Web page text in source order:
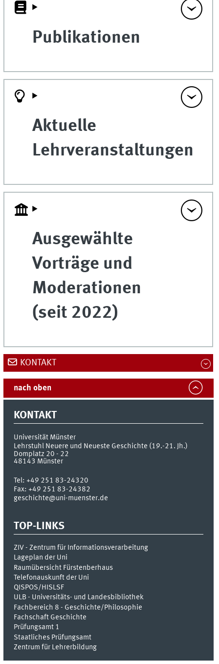
Publikationen
Aktuelle
Lehrveranstaltungen
Ausgewählte
Vorträge und
Moderationen
(seit 2022)
KONTAKT
nach oben
KONTAKT
Universität Münster
Lehrstuhl Neuere und Neueste Geschichte (19.-21. Jh.)
Domplatz 20 - 22
48143 Münster
Tel:+49 251 83-24320
Fax:+49 251 83-24382
geschichte@uni-muenster.de
TOP-LINKS
ZIV - Zentrum für Informationsverarbeitung
Lageplan der Uni
Raumübersicht Fürstenberhaus
Telefonauskunft der Uni
QISPOS/HISLSF
ULB - Universitäts- und Landesbibliothek
Fachbereich 8 - Geschichte/Philosophie
Fachschaft Geschichte
Prüfungsamt 1
Staatliches Prüfungsamt
Zentrum für Lehrerbildung